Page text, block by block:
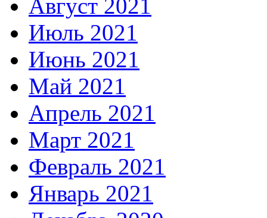
Август 2021
Июль 2021
Июнь 2021
Май 2021
Апрель 2021
Март 2021
Февраль 2021
Январь 2021